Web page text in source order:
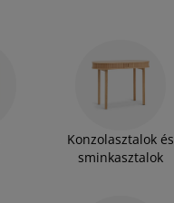
Konzolasztalok és
sminkasztalok